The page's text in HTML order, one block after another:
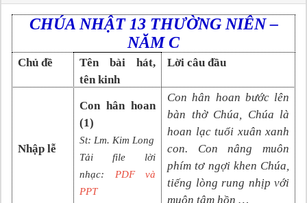
CHÚA NHẬT 13 THƯỜNG NIÊN –
NĂM C
Chủ đề
Tên bài hát,
tên kinh
Lời câu đầu
Nhập lễ
Con hân hoan
(1)
St: Lm. Kim Long
Tải file lời
nhạc: PDF và
PPT
Con hân hoan bước lên
bàn thờ Chúa, Chúa là
hoan lạc tuổi xuân xanh
con. Con nâng muôn
phím tơ ngợi khen Chúa,
tiếng lòng rung nhịp với
muôn tâm hồn …